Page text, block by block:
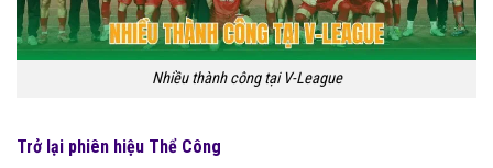
Nhiều thành công tại V-League
Trở lại phiên hiệu Thể Công